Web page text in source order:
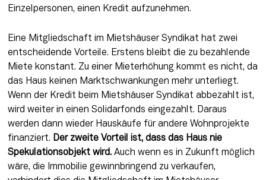
Einzelpersonen, einen Kredit aufzunehmen.
Eine Mitgliedschaft im Mietshäuser Syndikat hat zwei
entscheidende Vorteile. Erstens bleibt die zu bezahlende
Miete konstant. Zu einer Mieterhöhung kommt es nicht, da
das Haus keinen Marktschwankungen mehr unterliegt.
Wenn der Kredit beim Mietshäuser Syndikat abbezahlt ist,
wird weiter in einen Solidarfonds eingezahlt. Daraus
werden dann wieder Hauskäufe für andere Wohnprojekte
finanziert. Der zweite Vorteil ist, dass das Haus nie
Spekulationsobjekt wird. Auch wenn es in Zukunft möglich
wäre, die Immobilie gewinnbringend zu verkaufen,